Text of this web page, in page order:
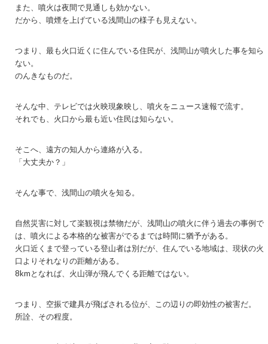
また、噴火は夜間で見通しも効かない。
だから、噴煙を上げている浅間山の様子も見えない。
つまり、最も火口近くに住んでいる住民が、浅間山が噴火した事を知ら
ない。
のんきなものだ。
そんな中、テレビでは火映現象映し、噴火をニュース速報で流す。
それでも、火口から最も近い住民は知らない。
そこへ、遠方の知人から連絡が入る。
「大丈夫か？」
そんな事で、浅間山の噴火を知る。
自然災害に対して楽観視は禁物だが、浅間山の噴火に伴う過去の事例で
は、噴火による本格的な被害がでるまでは時間に猶予がある。
火口近くまで登っている登山者は別だが、住んでいる地域は、現状の火
口よりそれなりの距離がある。
8kmとなれば、火山弾が飛んでくる距離ではない。
つまり、空振で建具が飛ばされる位が、この辺りの即効性の被害だ。
所詮、その程度。